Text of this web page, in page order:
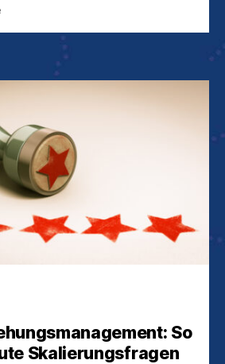
Management:
Die
vorstandstaugliche
Kennzahl
So
Skalierungsfragen